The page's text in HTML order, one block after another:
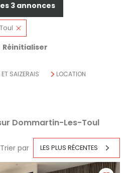
3 annonces
Réinitialiser
SAIZERAIS
LOCATION
Dommartin-Les-Toul
Trier par LES PLUS RÉCENTES